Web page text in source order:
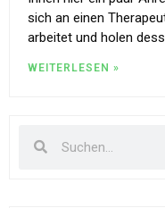
sich an einen
arbeitet und holen
WEITERLESEN »